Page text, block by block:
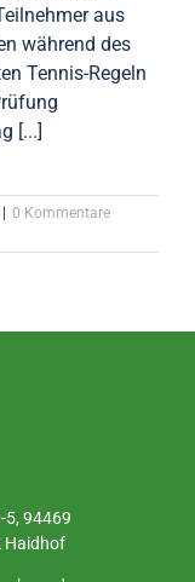
aus
während des
Tennis-Regeln
[...]
0 Kommentare
5, 94469
Haidhof